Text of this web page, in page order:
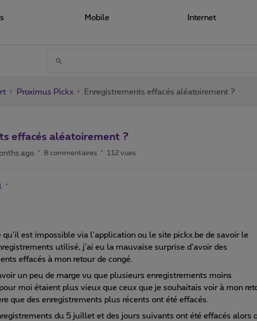
Mobile Internet
Proximus Pickx Enregistrements effacés aléatoirement ?
effacés aléatoirement ?
ago 8 commentaires 112 vues
qu’il est impossible via l’application ou le site pickx.be de savoir le
utilisé, j’ai eu la mauvaise surprise d’avoir des
effacés à mon retour de congé.
un peu de marge vu que plusieurs enregistrements moins
moi étaient plus vieux que ceux que je souhaitais voir à mon
que des enregistrements plus récents ont été effacés.
du 5 juillet et des jours suivants ont été effacés alors